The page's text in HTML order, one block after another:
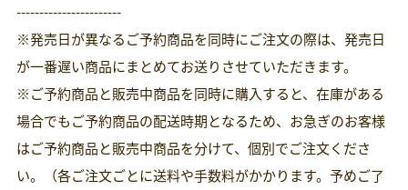
-----------------------
※発売日が異なるご予約商品を同時にご注文の際は、発売日
が一番遅い商品にまとめてお送りさせていただきます。
※ご予約商品と販売中商品を同時に購入すると、在庫がある
場合でもご予約商品の配送時期となるため、お急ぎのお客様
はご予約商品と販売中商品を分けて、個別でご注文くださ
い。（各ご注文ごとに送料や手数料がかかります。予めご了